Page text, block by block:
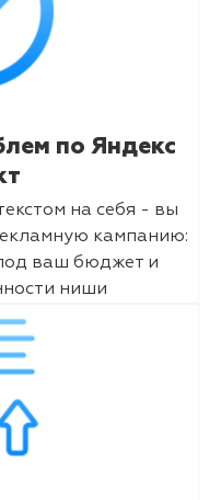
по Яндекс
на себя - вы
кампанию:
ваш бюджет и
ниши